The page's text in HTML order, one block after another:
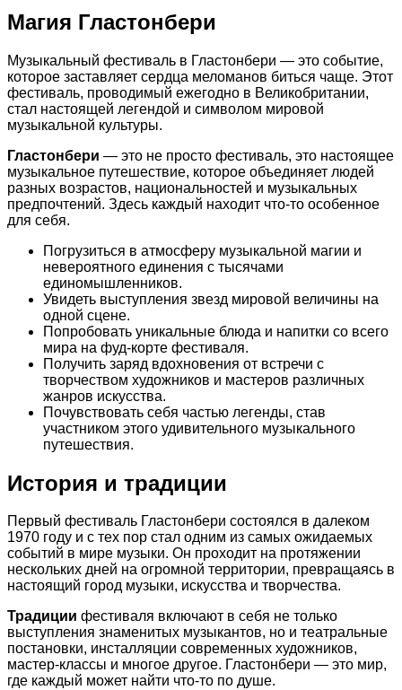
Магия Гластонбери
Музыкальный фестиваль в Гластонбери — это событие,
которое заставляет сердца меломанов биться чаще. Этот
фестиваль, проводимый ежегодно в Великобритании,
стал настоящей легендой и символом мировой
музыкальной культуры.
Гластонбери — это не просто фестиваль, это настоящее
музыкальное путешествие, которое объединяет людей
разных возрастов, национальностей и музыкальных
предпочтений. Здесь каждый находит что-то особенное
для себя.
Погрузиться в атмосферу музыкальной магии и
невероятного единения с тысячами
единомышленников.
Увидеть выступления звезд мировой величины на
одной сцене.
Попробовать уникальные блюда и напитки со всего
мира на фуд-корте фестиваля.
Получить заряд вдохновения от встречи с
творчеством художников и мастеров различных
жанров искусства.
Почувствовать себя частью легенды, став
участником этого удивительного музыкального
путешествия.
История и традиции
Первый фестиваль Гластонбери состоялся в далеком
1970 году и с тех пор стал одним из самых ожидаемых
событий в мире музыки. Он проходит на протяжении
нескольких дней на огромной территории, превращаясь в
настоящий город музыки, искусства и творчества.
Традиции фестиваля включают в себя не только
выступления знаменитых музыкантов, но и театральные
постановки, инсталляции современных художников,
мастер-классы и многое другое. Гластонбери — это мир,
где каждый может найти что-то по душе.